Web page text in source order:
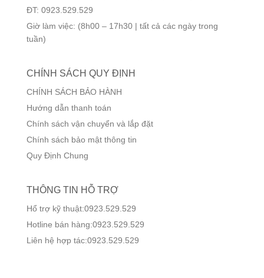
ĐT: 0923.529.529
Giờ làm việc: (8h00 – 17h30 | tất cả các ngày trong
tuần)
CHÍNH SÁCH QUY ĐỊNH
CHÍNH SÁCH BẢO HÀNH
Hướng dẫn thanh toán
Chính sách vận chuyển và lắp đặt
Chính sách bảo mật thông tin
Quy Định Chung
THÔNG TIN HỖ TRỢ
Hổ trợ kỹ thuật:0923.529.529
Hotline bán hàng:0923.529.529
Liên hệ hợp tác:0923.529.529